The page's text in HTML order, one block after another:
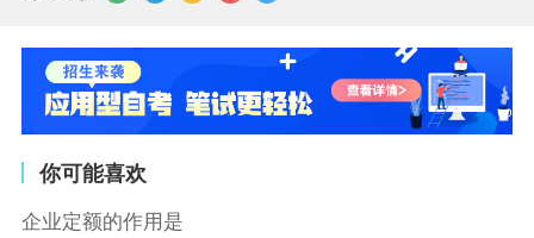
你可能喜欢
企业定额的作用是